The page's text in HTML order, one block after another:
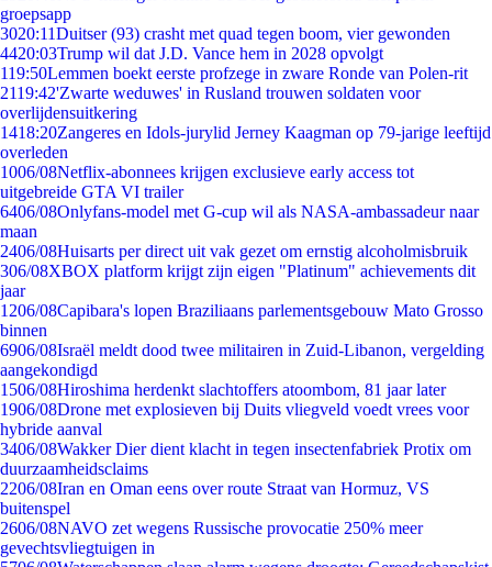
groepsapp
3020:11Duitser (93) crasht met quad tegen boom, vier gewonden
4420:03Trump wil dat J.D. Vance hem in 2028 opvolgt
119:50Lemmen boekt eerste profzege in zware Ronde van Polen-rit
2119:42'Zwarte weduwes' in Rusland trouwen soldaten voor
overlijdensuitkering
1418:20Zangeres en Idols-jurylid Jerney Kaagman op 79-jarige leeftijd
overleden
1006/08Netflix-abonnees krijgen exclusieve early access tot
uitgebreide GTA VI trailer
6406/08Onlyfans-model met G-cup wil als NASA-ambassadeur naar
maan
2406/08Huisarts per direct uit vak gezet om ernstig alcoholmisbruik
306/08XBOX platform krijgt zijn eigen "Platinum" achievements dit
jaar
1206/08Capibara's lopen Braziliaans parlementsgebouw Mato Grosso
binnen
6906/08Israël meldt dood twee militairen in Zuid-Libanon, vergelding
aangekondigd
1506/08Hiroshima herdenkt slachtoffers atoombom, 81 jaar later
1906/08Drone met explosieven bij Duits vliegveld voedt vrees voor
hybride aanval
3406/08Wakker Dier dient klacht in tegen insectenfabriek Protix om
duurzaamheidsclaims
2206/08Iran en Oman eens over route Straat van Hormuz, VS
buitenspel
2606/08NAVO zet wegens Russische provocatie 250% meer
gevechtsvliegtuigen in